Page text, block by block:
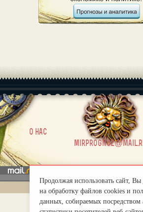
О нас |
Продолжая использовать сайт, Вы
на обработку файлов cookies и
данных, собираемых посредством